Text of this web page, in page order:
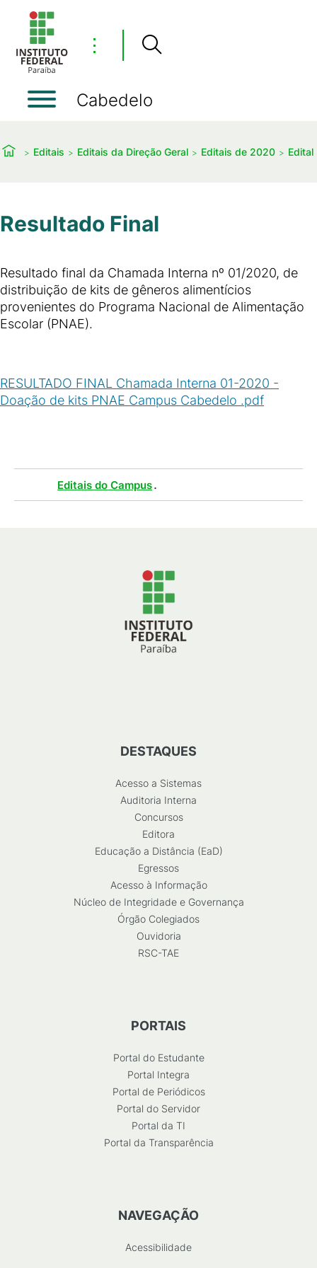
⋮
Cabedelo
Editais Editais da Direção Geral Editais de 2020
Resultado Final
Resultado final da Chamada Interna nº 01/2020, de
distribuição de kits de gêneros alimentícios
provenientes do Programa Nacional de Alimentação
Escolar (PNAE).
RESULTADO FINAL Chamada Interna 01-2020 -
Doação de kits PNAE Campus Cabedelo .pdf
Editais do Campus.
DESTAQUES
Acesso a Sistemas
Auditoria Interna
Concursos
Editora
Educação a Distância (EaD)
Egressos
Acesso à Informação
Núcleo de Integridade e Governança
Órgão Colegiados
Ouvidoria
RSC-TAE
PORTAIS
Portal do Estudante
Portal Integra
Portal de Periódicos
Portal do Servidor
Portal da TI
Portal da Transparência
NAVEGAÇÃO
Acessibilidade